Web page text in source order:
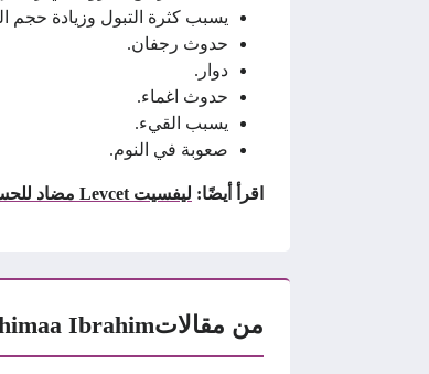
يسبب كثرة التبول وزيادة حجم
حدوث رجفان.
دوار.
حدوث اغماء.
يسبب القيء.
صعوبة في النوم.
اقرأ أيضًا: ليفسيت Levcet مضاد للحساسية وللجيوب الأنفية
من مقالاتIbrahim